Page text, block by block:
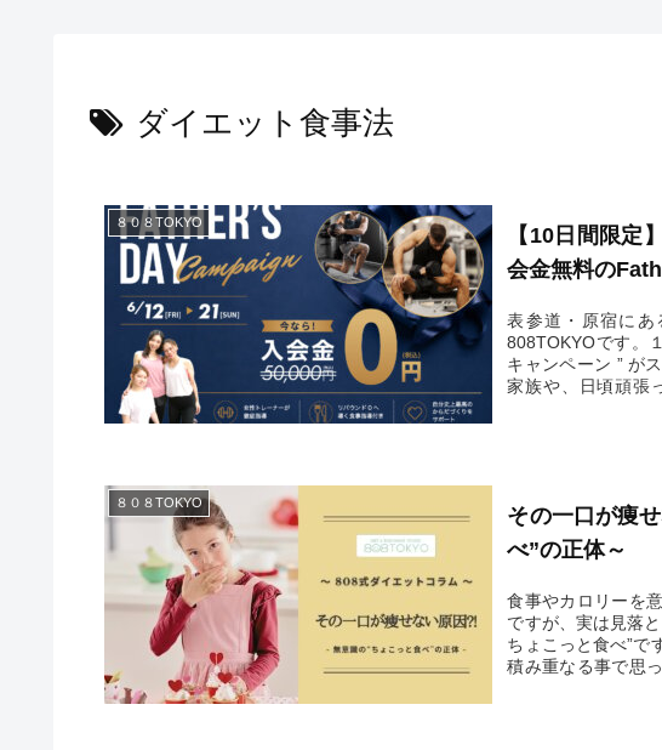
ダイエット食事法
８０８TOKYO
【10日間限定
会金無料の
表参道・原宿にあ
808TOKYOです。
キャンペーン ” が
家族や、日頃頑張
８０８TOKYO
その一口が痩
べ”の正体～
食事やカロリーを
ですが、実は見落
ちょこっと食べ”で
積み重なる事で思